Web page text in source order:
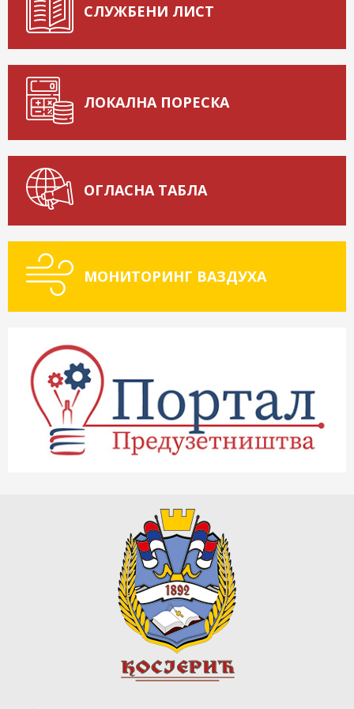
СЛУЖБЕНИ ЛИСТ
ЛОКАЛНА ПОРЕСКА
ОГЛАСНА ТАБЛА
МОНИТОРИНГ ВАЗДУХА